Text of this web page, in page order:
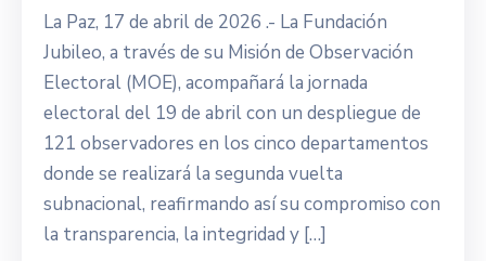
La Paz, 17 de abril de 2026 .- La Fundación
Jubileo, a través de su Misión de Observación
Electoral (MOE), acompañará la jornada
electoral del 19 de abril con un despliegue de
121 observadores en los cinco departamentos
donde se realizará la segunda vuelta
subnacional, reafirmando así su compromiso con
la transparencia, la integridad y […]